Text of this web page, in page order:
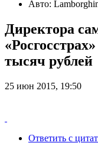
Авто:
Директора
тысяч рублей
25 июн 2015, 19:50
Ответить с